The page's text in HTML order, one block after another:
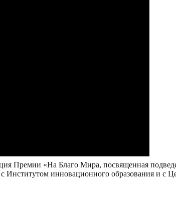
Премии «На Благо Мира, посвященная
инновационного образования и с